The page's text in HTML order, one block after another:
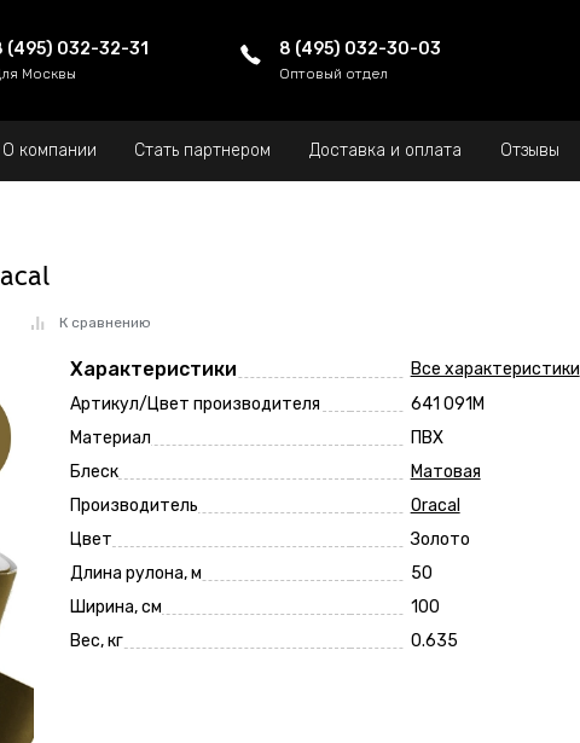
(495) 032-32-31
Москвы
8 (495) 032-30-03
Оптовый отдел
О компании Стать партнером Доставка и оплата Отзывы
К сравнению
Характеристики
Все характеристики
Артикул/Цвет производителя
641 091M
Материал
ПВХ
Блеск
Матовая
Производитель
Oracal
Цвет
Золото
Длина рулона, м
50
Ширина, см
100
Вес, кг
0.635